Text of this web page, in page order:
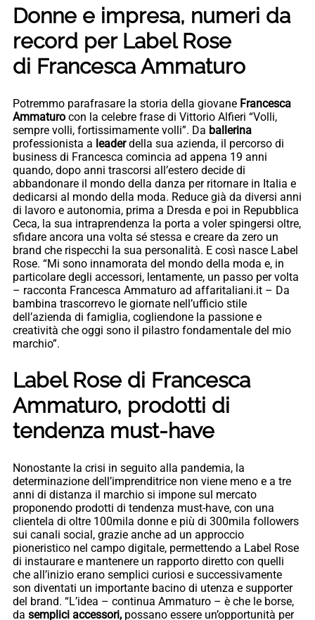
Donne e impresa, numeri da
record per Label Rose
di Francesca Ammaturo
Potremmo parafrasare la storia della giovane Francesca
Ammaturo con la celebre frase di Vittorio Alfieri “Volli,
sempre volli, fortissimamente volli”. Da ballerina
professionista a leaderdella sua azienda, il percorso di
business di Francesca comincia ad appena 19 anni
quando, dopo anni trascorsi all’estero decide di
abbandonare il mondo della danza per ritornare in Italia e
dedicarsi al mondo della moda. Reduce già da diversi anni
di lavoro e autonomia, prima a Dresda e poi in Repubblica
Ceca, la sua intraprendenza la porta a voler spingersi oltre,
sfidare ancora una volta sé stessa e creare da zero un
brand che rispecchi la sua personalità. E così nasce Label
Rose. “Mi sono innamorata del mondo della moda e, in
particolare degli accessori, lentamente, un passo per volta
– racconta Francesca Ammaturo ad affaritaliani.it – Da
bambina trascorrevo le giornate nell’ufficio stile
dell’azienda di famiglia, cogliendone la passione e
creatività che oggi sono il pilastro fondamentale del mio
marchio”.
Label Rose di Francesca
Ammaturo, prodotti di
tendenza must-have
Nonostante la crisi in seguito alla pandemia, la
determinazione dell’imprenditrice non viene meno e a tre
anni di distanza il marchio si impone sul mercato
proponendo prodotti di tendenza must-have, con una
clientela di oltre 100mila donne e più di 300mila followers
sui canali social, grazie anche ad un approccio
pioneristico nel campo digitale, permettendo a Label Rose
di instaurare e mantenere un rapporto diretto con quelli
che all’inizio erano semplici curiosi e successivamente
son diventati un importante bacino di utenza e supporter
del brand. “L’idea – continua Ammaturo – è che le borse,
da semplici accessori, possano essere un’opportunità per